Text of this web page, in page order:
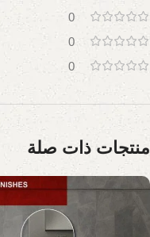
0
0
0
منتجات ذات صلة